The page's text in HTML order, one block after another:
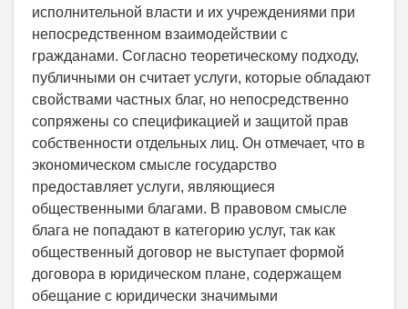
исполнительной власти и их учреждениями при
непосредственном взаимодействии с
гражданами. Согласно теоретическому подходу,
публичными он считает услуги, которые обладают
свойствами частных благ, но непосредственно
сопряжены со спецификацией и защитой прав
собственности отдельных лиц. Он отмечает, что в
экономическом смысле государство
предоставляет услуги, являющиеся
общественными благами. В правовом смысле
блага не попадают в категорию услуг, так как
общественный договор не выступает формой
договора в юридическом плане, содержащем
обещание с юридически значимыми